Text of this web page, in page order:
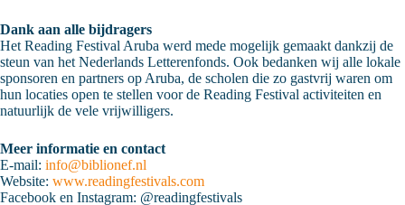
Dank aan alle bijdragers
Het Reading Festival Aruba werd mede mogelijk gemaakt dankzij de
steun van het Nederlands Letterenfonds. Ook bedanken wij alle lokale
sponsoren en partners op Aruba, de scholen die zo gastvrij waren om
hun locaties open te stellen voor de Reading Festival activiteiten en
natuurlijk de vele vrijwilligers.
Meer informatie en contact
E-mail: info@biblionef.nl
Website: www.readingfestivals.com
Facebook en Instagram: @readingfestivals